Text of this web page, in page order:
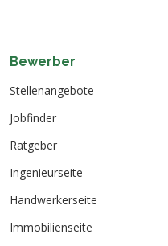
Bewerber
Stellenangebote
Jobfinder
Ratgeber
Ingenieurseite
Handwerkerseite
Immobilienseite